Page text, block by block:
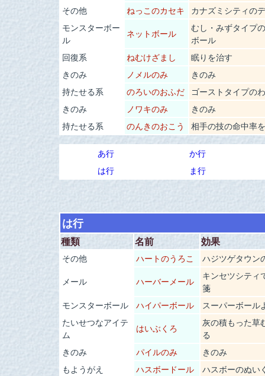
その他
ねっこのカセキ
カナズミシティの
モンスターボー
ル
ネットボール
むし・みずタイプ
ボール
回復系
ねむけざまし
眠りを治す
きのみ
ノメルのみ
きのみ
持たせる系
のろいのおふだ ゴーストタイプの
きのみ
ノワキのみ
きのみ
持たせる系
のんきのおこう 相手の技の命中率
あ行
か行
は行
ま行
は行
種類 名前 効果
その他 ハートのうろこ
ハジツゲタウン
メール
ハーバーメール
キンセツシティ
箋
モンスターボール
ハイパーボール
スーパーボール
たいせつなアイテ
ム
はいぶくろ
灰の積もった草
る
きのみ
パイルのみ
きのみ
もようがえ
ハスボードール
ハスボーのぬい